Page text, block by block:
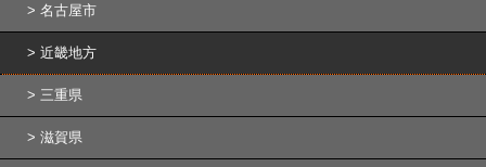
名古屋市
近畿地方
三重県
滋賀県